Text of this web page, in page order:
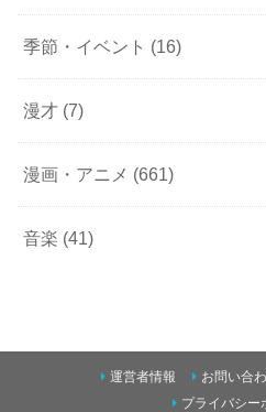
季節・イベント (16)
漫才 (7)
漫画・アニメ (661)
音楽 (41)
運営者情報 お問い合
プライバシー